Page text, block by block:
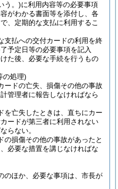
う。)に利用内容等の必要事項
がわかる書面等を添付し、各
、定期的な支払に利用するこ
支払への交付カードの利用を終
予定日等の必要事項を記入
た後、必要な手続を行うもの
の処理)
ードの亡失、損傷その他の事故
管理者に報告しなければなら
を亡失したときは、直ちにカー
ードが第三者に利用されない
らない。
の損傷その他の事故があったと
必要な措置を講じなければな
のほか、必要な事項は、市長が